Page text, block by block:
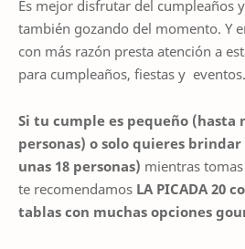
Es mejor disfrutar del cumpleaños
también gozando del momento. Y
con más razón presta atención a
para cumpleaños, fiestas y eventos.
Si tu cumple es pequeño (hasta
personas) o solo quieres
unas 18 personas) mientras
te recomendamos LA PICADA 20
tablas con muchas opciones